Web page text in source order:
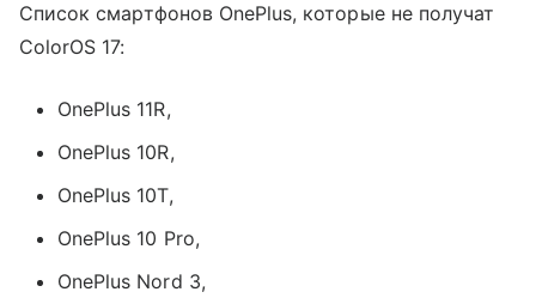
Список смартфонов OnePlus, которые не получат
ColorOS 17:
OnePlus 11R,
OnePlus 10R,
OnePlus 10T,
OnePlus 10 Pro,
OnePlus Nord 3,